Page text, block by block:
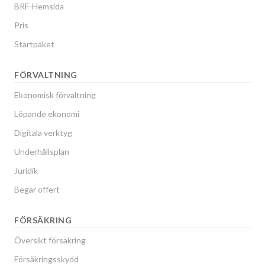
BRF-Hemsida
Pris
Startpaket
FÖRVALTNING
Ekonomisk förvaltning
Löpande ekonomi
Digitala verktyg
Underhållsplan
Juridik
Begär offert
FÖRSÄKRING
Översikt försäkring
Försäkringsskydd